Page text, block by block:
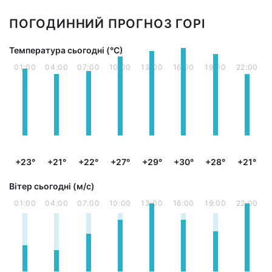
ПОГОДИННИЙ ПРОГНОЗ ГОРІ
Температура сьогодні (°С)
01:00
+23°
04:00
+21°
07:00
+22°
10:00
+27°
13:00
+29°
16:00
+30°
19:00
+28°
22:00
+21°
Вітер сьогодні (м/с)
01:00 04:00 07:00 10:00 13:00 16:00 19:00 22:00